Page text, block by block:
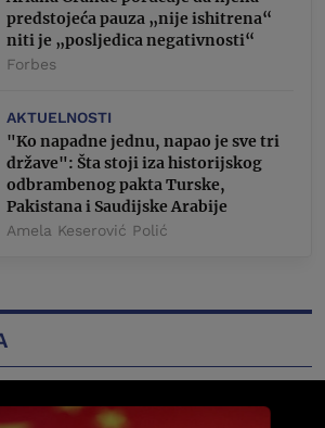
predstojeća pauza „nije ishitrena“
niti je „posljedica negativnosti“
Forbes
AKTUELNOSTI
"Ko napadne jednu, napao je sve tri
države": Šta stoji iza historijskog
odbrambenog pakta Turske,
Pakistana i Saudijske Arabije
Amela Keserović Polić